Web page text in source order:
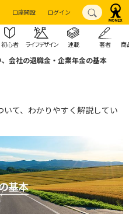
口座開設 ログイン
初心者 ライフデザイン 連載 著者 商
会社の退職金・企業年金の基本
て、わかりやすく解説してい